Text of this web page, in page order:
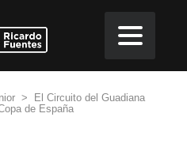
>
El Circuito del Guadiana
de España